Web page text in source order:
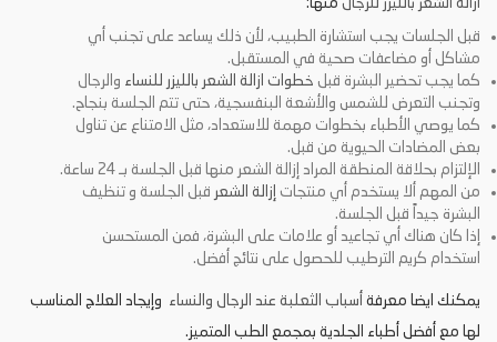
ازالة الشعر بالليزر للرجال منها:
قبل الجلسات يجب استشارة الطبيب، لأن ذلك يساعد على تجنب أي
مشاكل أو مضاعفات صحية في المستقبل.
كما يجب تحضير البشرة قبل خطوات ازالة الشعر بالليزر للنساء والرجال
وتجنب التعرض للشمس والأشعة البنفسجية، حتى تتم الجلسة بنجاح.
كما يوصي الأطباء بخطوات مهمة للاستعداد، مثل الامتناع عن تناول
بعض المضادات الحيوية من قبل.
الإلتزام بحلاقة المنطقة المراد إزالة الشعر منها قبل الجلسة بـ 24 ساعة.
من المهم ألا يستخدم أي منتجات إزالة الشعر قبل الجلسة و تنظيف
البشرة جيداً قبل الجلسة.
إذا كان هناك أي تجاعيد أو علامات على البشرة، فمن المستحسن
استخدام كريم الترطيب للحصول على نتائج أفضل.
يمكنك ايضا معرفة أسباب الثعلبة عند الرجال والنساء وإيجاد العلاج المناسب
لها مع أفضل أطباء الجلدية بمجمع الطب المتميز.